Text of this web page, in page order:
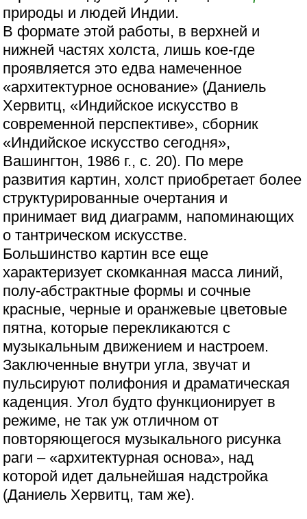
природы и людей Индии.
В формате этой работы, в верхней и
нижней частях холста, лишь кое-где
проявляется это едва намеченное
«архитектурное основание» (Даниель
Хервитц, «Индийское искусство в
современной перспективе», сборник
«Индийское искусство сегодня»,
Вашингтон, 1986 г., с. 20). По мере
развития картин, холст приобретает более
структурированные очертания и
принимает вид диаграмм, напоминающих
о тантрическом искусстве.
Большинство картин все еще
характеризует скомканная масса линий,
полу-абстрактные формы и сочные
красные, черные и оранжевые цветовые
пятна, которые перекликаются с
музыкальным движением и настроем.
Заключенные внутри угла, звучат и
пульсируют полифония и драматическая
каденция. Угол будто функционирует в
режиме, не так уж отличном от
повторяющегося музыкального рисунка
раги – «архитектурная основа», над
которой идет дальнейшая надстройка
(Даниель Хервитц, там же).